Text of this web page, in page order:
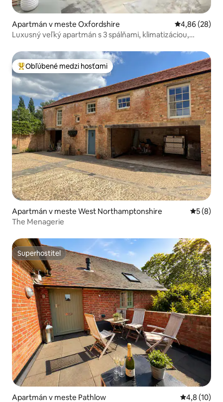
Apartmán v meste Oxfordshire Priemerné
4,86 (28)
Luxusný veľký apartmán s 3 spálňami, klimatizáciou,
Najobľúbenejšie medzi hosťami
Obľúbené medzi hosťami
Apartmán v meste West Northamptonshire
5 (8)
The Menagerie
Superhostiteľ
Superhostiteľ
Apartmán v meste Pathlow Priemerné
4,8 (10)